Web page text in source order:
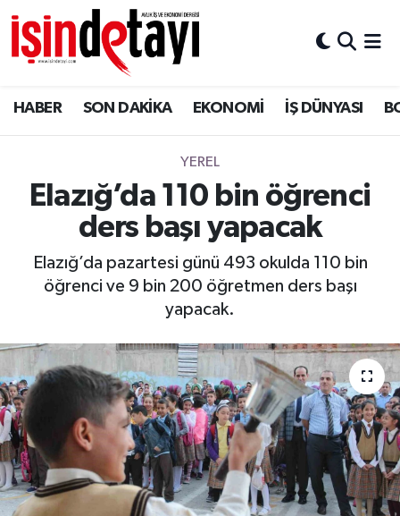
HABER SON DAKİKA EKONOMİ İŞ DÜNYASI
YEREL
Elazığ’da 110 bin öğrenci
ders başı yapacak
Elazığ’da pazartesi günü 493 okulda 110 bin
öğrenci ve 9 bin 200 öğretmen ders başı
yapacak.
DÜNYA
Eğitim
ENERJİ HABERİ
HABER
LOJİSTİK
MAGAZİN
OTO DETAY
SAĞLIK
Nöbetçi Eczaneler
Hava Durumu
İstanbul Namaz Vakitleri
Trafik Durumu
Tüm Manşetler
Son Dakika Haberleri
Haber Arşivi